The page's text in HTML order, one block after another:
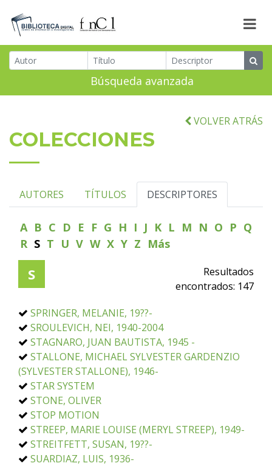
Búsqueda avanzada
VOLVER ATRÁS
COLECCIONES
AUTORES TÍTULOS DESCRIPTORES
A B C D E F G H I J K L M N O P Q
R S T U V W X Y Z Más
S
Resultados
encontrados: 147
SPRINGER, MELANIE, 19??-
SROULEVICH, NEI, 1940-2004
STAGNARO, JUAN BAUTISTA, 1945 -
STALLONE, MICHAEL SYLVESTER GARDENZIO
(SYLVESTER STALLONE), 1946-
STAR SYSTEM
STONE, OLIVER
STOP MOTION
STREEP, MARIE LOUISE (MERYL STREEP), 1949-
STREITFETT, SUSAN, 19??-
SUARDIAZ, LUIS, 1936-